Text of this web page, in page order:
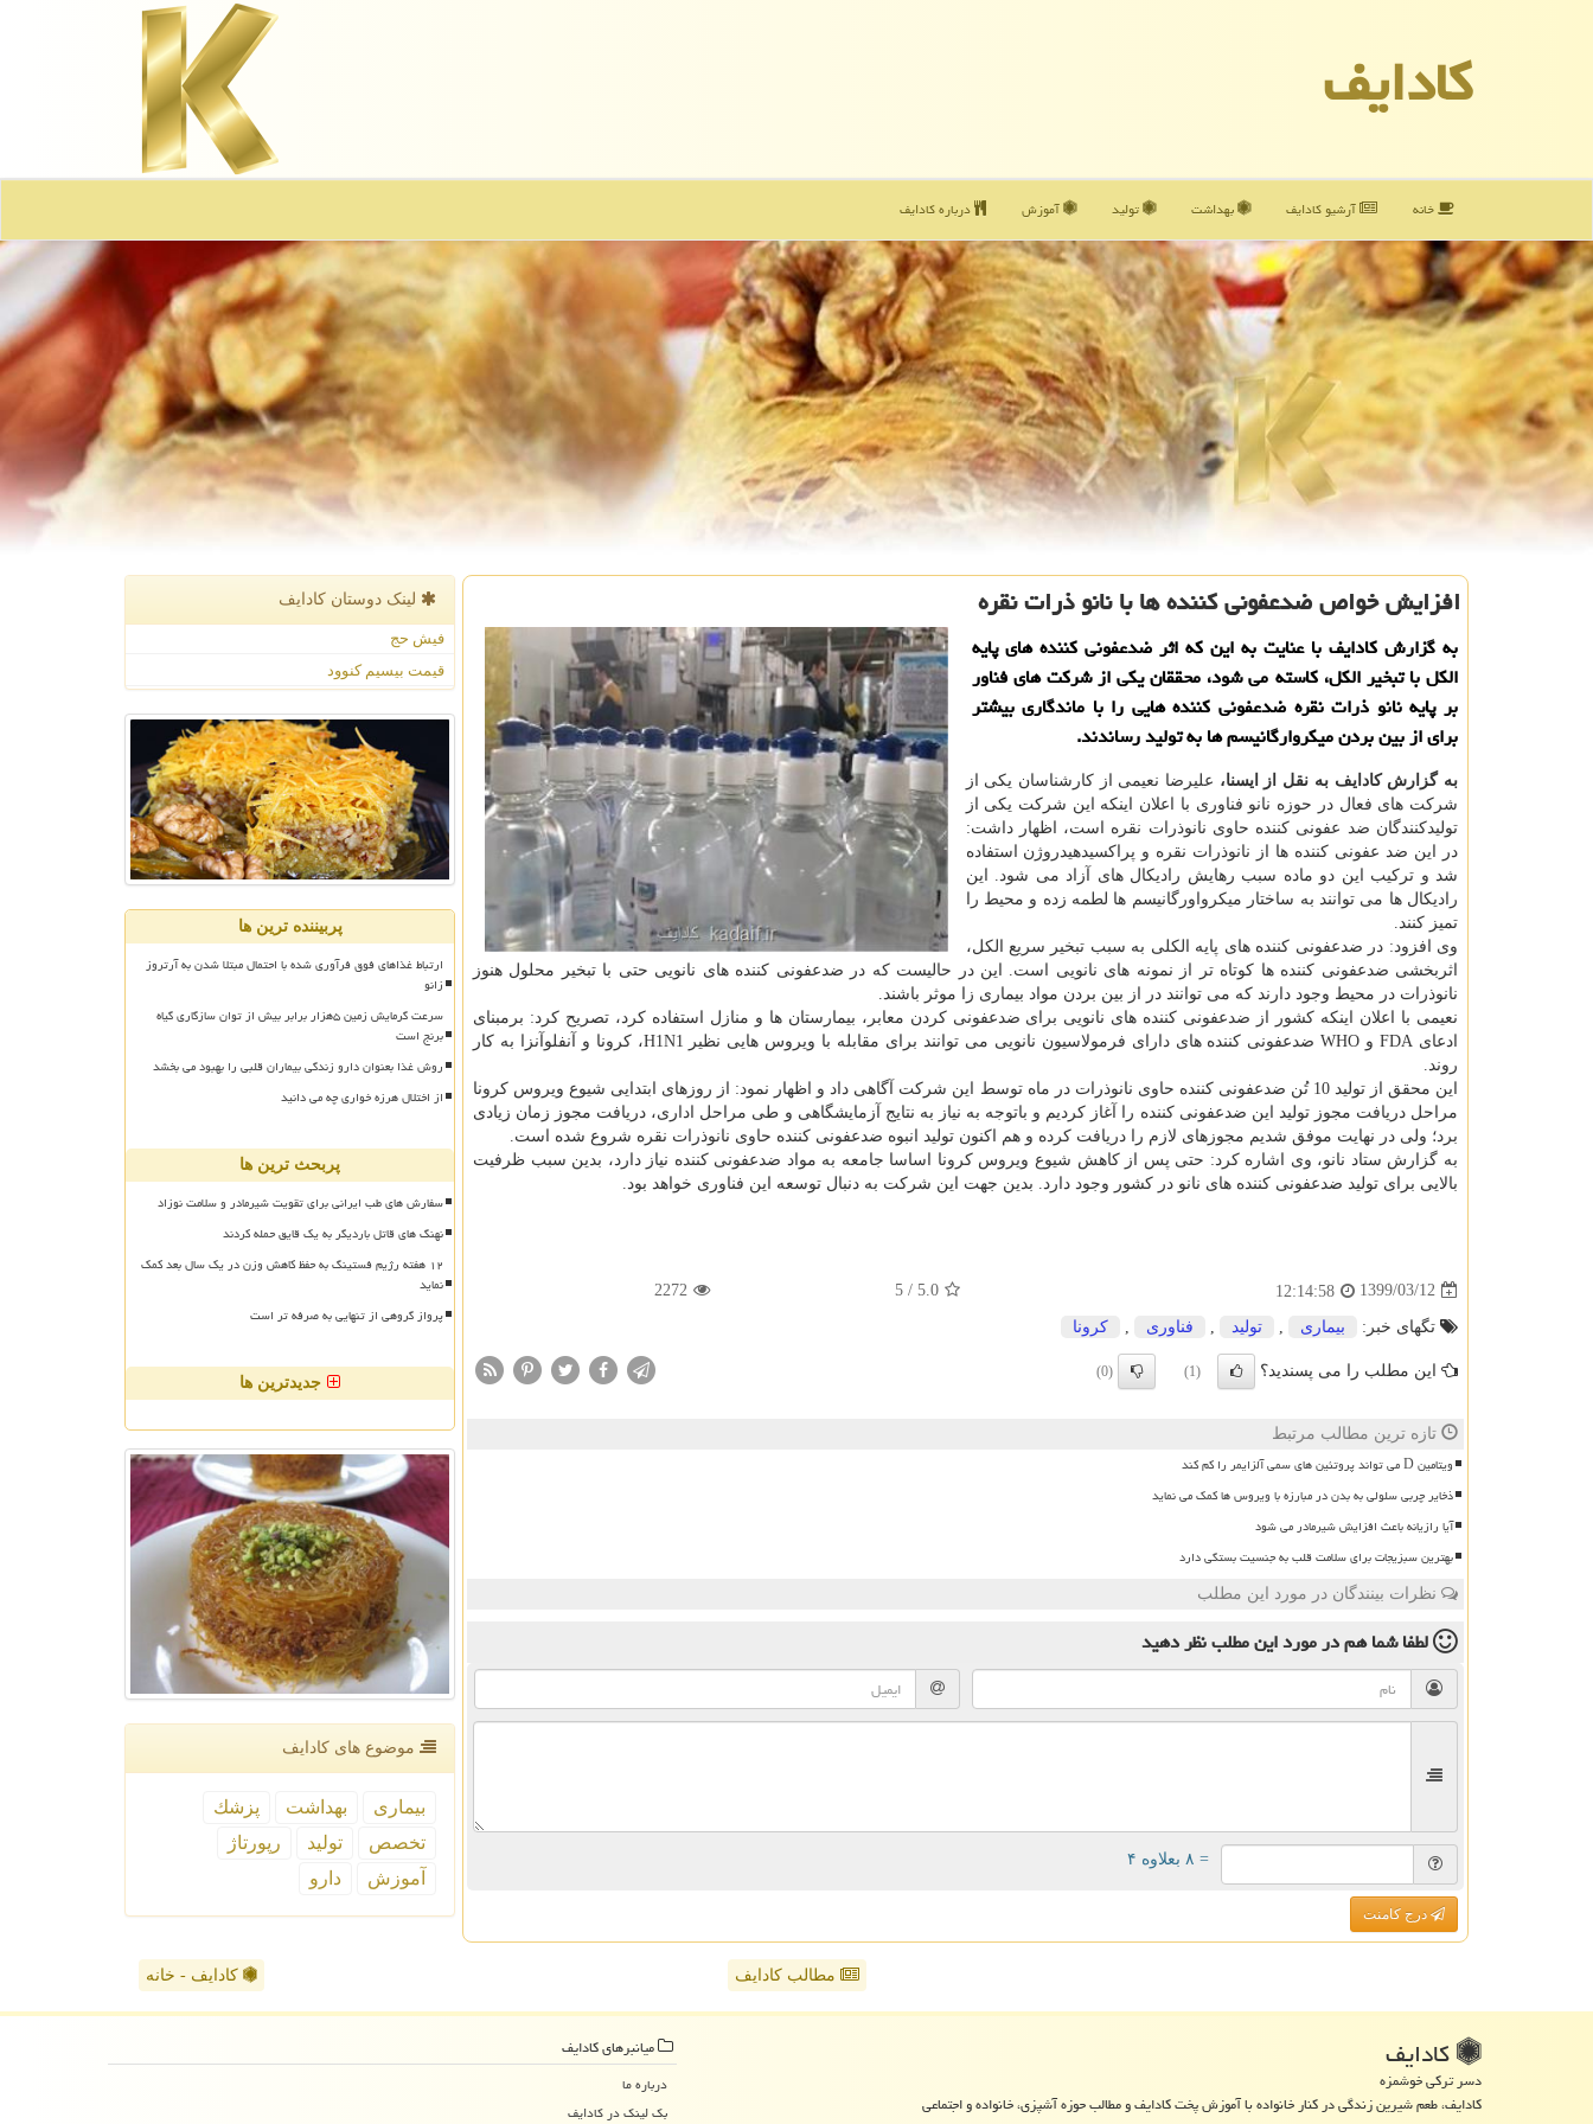
كادایف
خانه آرشیو كادایف بهداشت تولید آموزش درباره كادایف
افزایش خواص ضدعفونی كننده ها با نانو ذرات نقره
به گزارش كادایف با عنایت به این كه اثر ضدعفونی كننده های پایه
الكل با تبخیر الكل، كاسته می شود، محققان یكی از شركت های فناور
بر پایه نانو ذرات نقره ضدعفونی كننده هایی را با ماندگاری بیشتر
برای از بین بردن میكروارگانیسم ها به تولید رساندند.
به گزارش کادایف به نقل از ایسنا، علیرضا نعیمی از کارشناسان یکی از
شرکت های فعال در حوزه نانو فناوری با اعلان اینکه این شرکت یکی از
تولیدکنندگان ضد عفونی کننده حاوی نانوذرات نقره است، اظهار داشت:
در این ضد عفونی کننده ها از نانوذرات نقره و پراکسیدهیدروژن استفاده
شد و ترکیب این دو ماده سبب رهایش رادیکال های آزاد می شود. این
رادیکال ها می توانند به ساختار میکرواورگانیسم ها لطمه زده و محیط را
تمیز کنند.
وی افزود: در ضدعفونی کننده های پایه الکلی به سبب تبخیر سریع الکل،
اثربخشی ضدعفونی کننده ها کوتاه تر از نمونه های نانویی است. این در حالیست که در ضدعفونی کننده های نانویی حتی با تبخیر محلول هنوز
نانوذرات در محیط وجود دارند که می توانند در از بین بردن مواد بیماری زا موثر باشند.
نعیمی با اعلان اینکه کشور از ضدعفونی کننده های نانویی برای ضدعفونی کردن معابر، بیمارستان ها و منازل استفاده کرد، تصریح کرد: برمبنای
ادعای FDA و WHO ضدعفونی کننده های دارای فرمولاسیون نانویی می توانند برای مقابله با ویروس هایی نظیر H1N1، کرونا و آنفلوآنزا به کار
روند.
این محقق از تولید 10 تُن ضدعفونی کننده حاوی نانوذرات در ماه توسط این شرکت آگاهی داد و اظهار نمود: از روزهای ابتدایی شیوع ویروس کرونا
مراحل دریافت مجوز تولید این ضدعفونی کننده را آغاز کردیم و باتوجه به نیاز به نتایج آزمایشگاهی و طی مراحل اداری، دریافت مجوز زمان زیادی
برد؛ ولی در نهایت موفق شدیم مجوزهای لازم را دریافت کرده و هم اکنون تولید انبوه ضدعفونی کننده حاوی نانوذرات نقره شروع شده است.
به گزارش ستاد نانو، وی اشاره کرد: حتی پس از کاهش شیوع ویروس کرونا اساسا جامعه به مواد ضدعفونی کننده نیاز دارد، بدین سبب ظرفیت
بالایی برای تولید ضدعفونی کننده های نانو در کشور وجود دارد. بدین جهت این شرکت به دنبال توسعه این فناوری خواهد بود.
1399/03/12
12:14:58
5.0
/
5
2272
تگهای خبر: بیماری , تولید , فناوری , كرونا
این مطلب را می پسندید؟ (1)
(0)
تازه ترین مطالب مرتبط
ویتامین D می تواند پروتئین های سمی آلزایمر را کم کند
ذخایر چربی سلولی به بدن در مبارزه با ویروس ها کمک می نماید
آیا رازیانه باعث افزایش شیرمادر می شود
بهترین سبزیجات برای سلامت قلب به جنسیت بستگی دارد
نظرات بینندگان در مورد این مطلب
لطفا شما همدر مورد این مطلبنظر دهید
= ۸ بعلاوه ۴
درج کامنت
لینک دوستان كادایف
فیش حج
قیمت بیسیم کنوود
پربیننده ترین ها
ارتباط غذاهای فوق فرآوری شده با احتمال مبتلا شدن به آرتروز
زانو
سرعت گرمایش زمین ۵هزار برابر بیش از توان سازگاری گیاه
برنج است
روش غذا بعنوان دارو زندگی بیماران قلبی را بهبود می بخشد
از اختلال هرزه خواری چه می دانید
پربحث ترین ها
سفارش های طب ایرانی برای تقویت شیرمادر و سلامت نوزاد
نهنگ های قاتل باردیگر به یک قایق حمله کردند
۱۲ هفته رژیم فستینگ به حفظ کاهش وزن در یک سال بعد کمک
نماید
پرواز گروهی از تنهایی به صرفه تر است
جدیدترین ها
موضوع های كادایف
بیماری بهداشت
پزشك
تخصص
تولید
رپورتاژ
آموزش
دارو
مطالب کادایف کادایف - خانه
كادایف
دسر ترکی خوشمزه
کادایف، طعم شیرین زندگی در کنار خانواده با آموزش پخت کادایف و مطالب حوزه آشپزی، خانواده و اجتماعی
میانبرهای كادایف
درباره ما
بک لینک در كادایف